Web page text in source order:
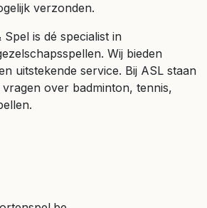
verzonden.
is dé specialist in
Wij bieden
uitstekende service. Bij ASL staan
over badminton, tennis,